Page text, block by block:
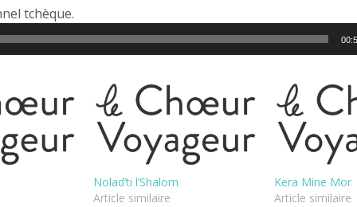
tchèque.
Nolad’ti l’Shalom
Article similaire
Kera Mine Mor
Article similaire